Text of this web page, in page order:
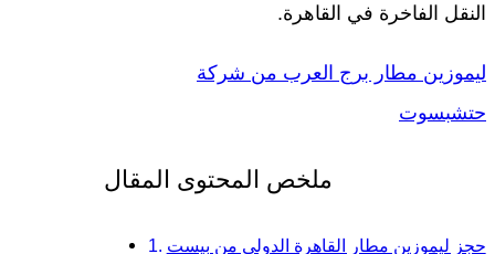
النقل الفاخرة في القاهرة.
ليموزين مطار برج العرب من شركة
حتشبسوت
ملخص المحتوى المقال
حجز ليموزين مطار القاهرة الدولى من بيست